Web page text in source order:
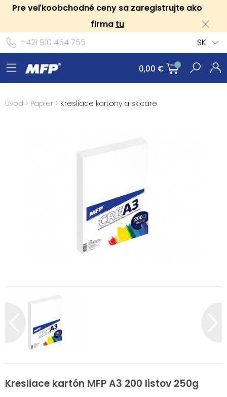
Pre veľkoobchodné ceny sa zaregistrujte ako
firma tu
+421 910 454 755
SK
0,00 €
Úvod > Papier > Kresliace kartóny a skicáre
Kresliace kartón MFP A3 200 listov 250g